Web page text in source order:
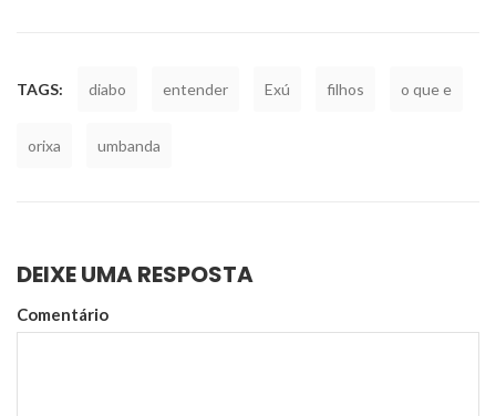
TAGS: diabo entender Exú filhos o que e
orixa umbanda
DEIXE UMA RESPOSTA
Comentário